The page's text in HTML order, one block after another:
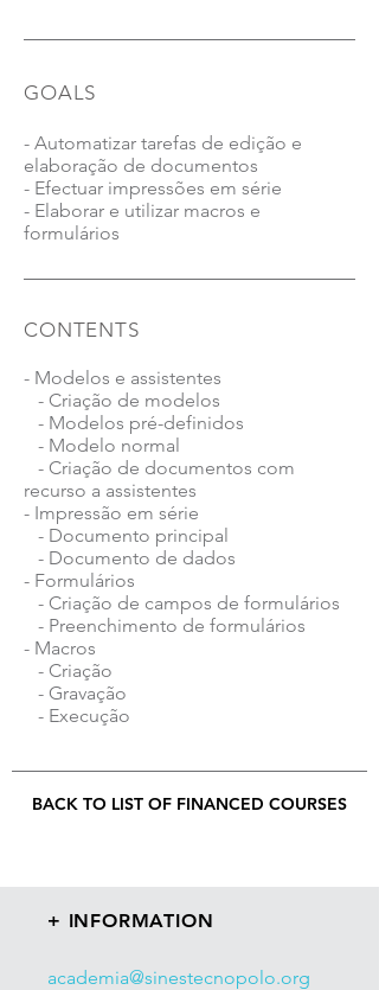
GOALS
- Automatizar tarefas de edição e
elaboração de documentos
- Efectuar impressões em série
- Elaborar e utilizar macros e
formulários
CONTENTS
- Modelos e assistentes
- Criação de modelos
- Modelos pré-definidos
- Modelo normal
- Criação de documentos com
recurso a assistentes
- Impressão em série
- Documento principal
- Documento de dados
- Formulários
- Criação de campos de formulários
- Preenchimento de formulários
- Macros
- Criação
- Gravação
- Execução
BACK TO LIST OF FINANCED COURSES
+ INFORMATION
academia@sinestecnopolo.org